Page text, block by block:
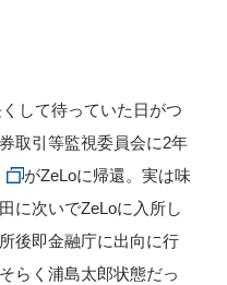
して待っていた日がつ
取引等監視委員会に2年
がZeLoに帰還。実は味
に次いでZeLoに入所し
後即金融庁に出向に行
らく浦島太郎状態だっ